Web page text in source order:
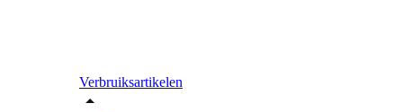
Verbruiksartikelen